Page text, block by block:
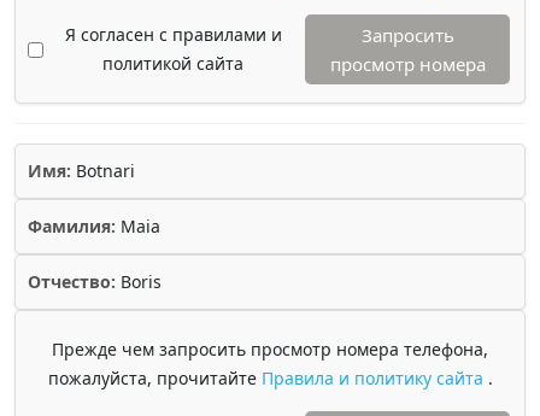
Я согласен с правилами и
политикой сайта
Запросить
просмотр номера
Имя: Botnari
Фамилия: Maia
Отчество: Boris
Прежде чем запросить просмотр номера телефона,
пожалуйста, прочитайте Правила и политику сайта .